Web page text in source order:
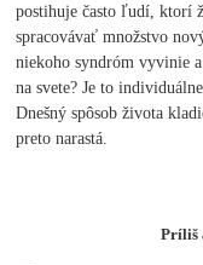
postihuje často ľudí, ktorí
spracovávať množstvo
niekoho syndróm vyvinie
na svete? Je to
Dnešný spôsob života
preto narastá.
Príliš